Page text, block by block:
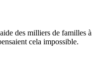
des milliers de familles à
cela impossible.